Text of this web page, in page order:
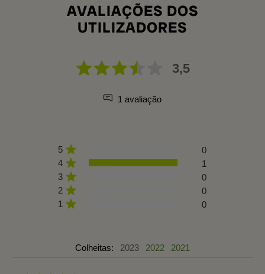
AVALIAÇÕES DOS
UTILIZADORES
3,5
1 avaliação
5
0
4
1
3
0
2
0
1
0
Colheitas: 2023 2022 2021